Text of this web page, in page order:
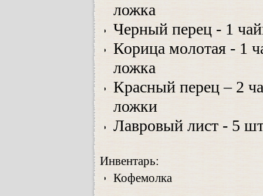
ложка
Черный перец - 1
Корица молотая - 1
ложка
Красный перец – 2
ложки
Лавровый лист - 5
Инвентарь:
Кофемолка